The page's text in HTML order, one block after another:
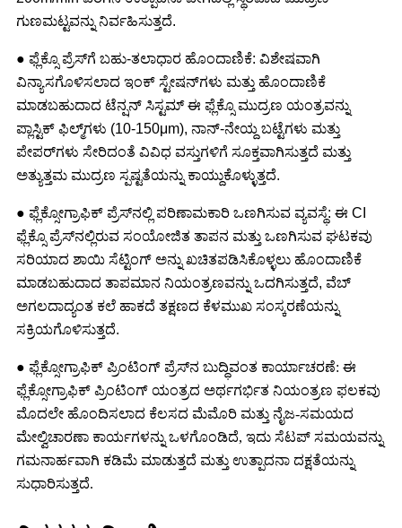
ಗುಣಮಟ್ಟವನ್ನು ನಿರ್ವಹಿಸುತ್ತದೆ.
● ಫ್ಲೆಕ್ಸೊ ಪ್ರೆಸ್‌ಗೆ ಬಹು-ತಲಾಧಾರ ಹೊಂದಾಣಿಕೆ: ವಿಶೇಷವಾಗಿ
ವಿನ್ಯಾಸಗೊಳಿಸಲಾದ ಇಂಕ್ ಸ್ಟೇಷನ್‌ಗಳು ಮತ್ತು ಹೊಂದಾಣಿಕೆ
ಮಾಡಬಹುದಾದ ಟೆನ್ಷನ್ ಸಿಸ್ಟಮ್ ಈ ಫ್ಲೆಕ್ಸೊ ಮುದ್ರಣ ಯಂತ್ರವನ್ನು
ಪ್ಲಾಸ್ಟಿಕ್ ಫಿಲ್ಮ್‌ಗಳು (10-150μm), ನಾನ್-ನೇಯ್ದ ಬಟ್ಟೆಗಳು ಮತ್ತು
ಪೇಪರ್‌ಗಳು ಸೇರಿದಂತೆ ವಿವಿಧ ವಸ್ತುಗಳಿಗೆ ಸೂಕ್ತವಾಗಿಸುತ್ತದೆ ಮತ್ತು
ಅತ್ಯುತ್ತಮ ಮುದ್ರಣ ಸ್ಪಷ್ಟತೆಯನ್ನು ಕಾಯ್ದುಕೊಳ್ಳುತ್ತದೆ.
● ಫ್ಲೆಕ್ಸೋಗ್ರಾಫಿಕ್ ಪ್ರೆಸ್‌ನಲ್ಲಿ ಪರಿಣಾಮಕಾರಿ ಒಣಗಿಸುವ ವ್ಯವಸ್ಥೆ: ಈ CI
ಫ್ಲೆಕ್ಸೊ ಪ್ರೆಸ್‌ನಲ್ಲಿರುವ ಸಂಯೋಜಿತ ತಾಪನ ಮತ್ತು ಒಣಗಿಸುವ ಘಟಕವು
ಸರಿಯಾದ ಶಾಯಿ ಸೆಟ್ಟಿಂಗ್ ಅನ್ನು ಖಚಿತಪಡಿಸಿಕೊಳ್ಳಲು ಹೊಂದಾಣಿಕೆ
ಮಾಡಬಹುದಾದ ತಾಪಮಾನ ನಿಯಂತ್ರಣವನ್ನು ಒದಗಿಸುತ್ತದೆ, ವೆಬ್
ಅಗಲದಾದ್ಯಂತ ಕಲೆ ಹಾಕದೆ ತಕ್ಷಣದ ಕೆಳಮುಖ ಸಂಸ್ಕರಣೆಯನ್ನು
ಸಕ್ರಿಯಗೊಳಿಸುತ್ತದೆ.
● ಫ್ಲೆಕ್ಸೋಗ್ರಾಫಿಕ್ ಪ್ರಿಂಟಿಂಗ್ ಪ್ರೆಸ್‌ನ ಬುದ್ಧಿವಂತ ಕಾರ್ಯಾಚರಣೆ: ಈ
ಫ್ಲೆಕ್ಸೋಗ್ರಾಫಿಕ್ ಪ್ರಿಂಟಿಂಗ್ ಯಂತ್ರದ ಅರ್ಥಗರ್ಭಿತ ನಿಯಂತ್ರಣ ಫಲಕವು
ಮೊದಲೇ ಹೊಂದಿಸಲಾದ ಕೆಲಸದ ಮೆಮೊರಿ ಮತ್ತು ನೈಜ-ಸಮಯದ
ಮೇಲ್ವಿಚಾರಣಾ ಕಾರ್ಯಗಳನ್ನು ಒಳಗೊಂಡಿದೆ, ಇದು ಸೆಟಪ್ ಸಮಯವನ್ನು
ಗಮನಾರ್ಹವಾಗಿ ಕಡಿಮೆ ಮಾಡುತ್ತದೆ ಮತ್ತು ಉತ್ಪಾದನಾ ದಕ್ಷತೆಯನ್ನು
ಸುಧಾರಿಸುತ್ತದೆ.